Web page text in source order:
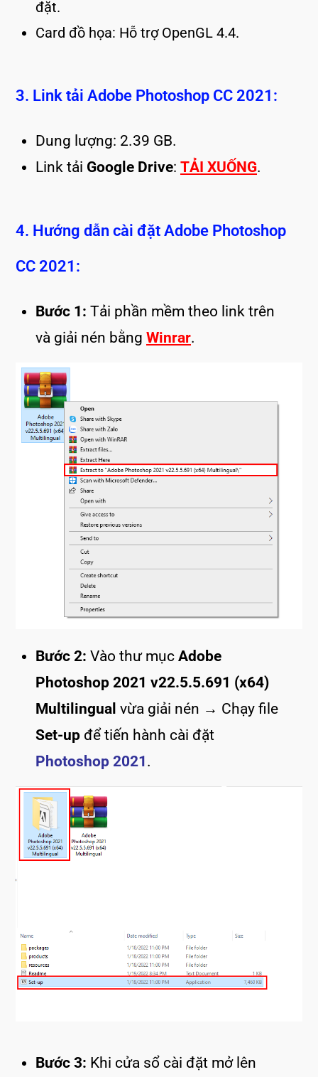
đặt.
Card đồ họa: Hỗ trợ OpenGL 4.4.
3. Link tải Adobe Photoshop CC 2021:
Dung lượng: 2.39 GB.
Link tải Google Drive: TẢI XUỐNG.
4. Hướng dẫn cài đặt Adobe Photoshop
CC 2021:
Bước 1: Tải phần mềm theo link trên
và giải nén bằng Winrar.
Bước 2: Vào thư mục Adobe
Photoshop 2021 v22.5.5.691 (x64)
Multilingual vừa giải nén → Chạy file
Set-up để tiến hành cài đặt
Photoshop 2021.
Bước 3: Khi cửa sổ cài đặt mở lên